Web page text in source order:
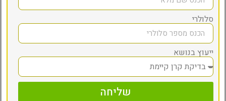
סלולרי
ייעוץ בנושא
שליחה